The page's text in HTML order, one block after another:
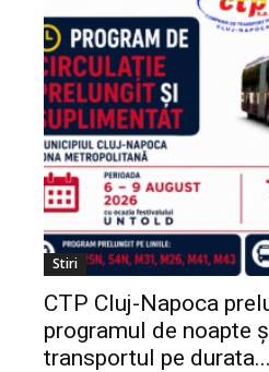
Stiri
CTP Cluj-Napoca
programul de noapte
transportul pe durata...